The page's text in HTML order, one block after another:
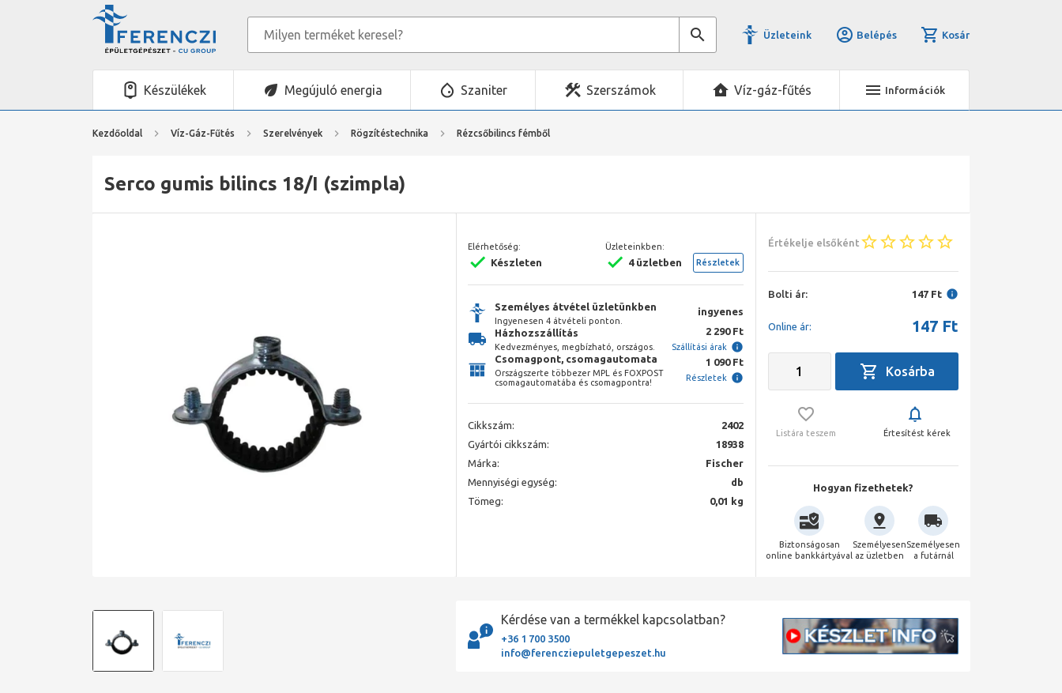
Üzleteink Belépés Kosár
Készülékek Megújuló energia Szaniter Szerszámok Víz-gáz-fűtés Információk
Kezdőoldal Víz-Gáz-Fűtés Szerelvények Rögzítéstechnika Rézcsőbilincs fémből
Serco gumis bilincs 18/I (szimpla)
Elérhetőség:
Készleten
Üzleteinkben:
4 üzletben Részletek
Személyes átvétel üzletünkben
Ingyenesen 4 átvételi ponton.
ingyenes
Házhozszállítás
Kedvezményes, megbízható, országos.
2 290 Ft
Szállítási árak
Csomagpont, csomagautomata
Országszerte többezer MPL és FOXPOST
csomagautomatába és csomagpontra!
1 090 Ft
Részletek
Cikkszám:
2402
Gyártói cikkszám:
18938
Márka:
Fischer
Mennyiségi egység:
db
Tömeg:
0,01 kg
Értékelje elsőként
Bolti ár: 147 Ft
Online ár: 147 Ft
Listára teszem Értesítést kérek
Hogyan fizethetek?
Biztonságosan
online bankkártyával
Személyesen
az üzletben
Személyesen
a futárnál
Kérdése van a termékkel kapcsolatban?
+36 1 700 3500
info@ferencziepuletgepeszet.hu